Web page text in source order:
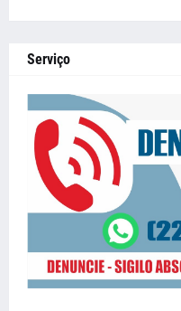
Serviço